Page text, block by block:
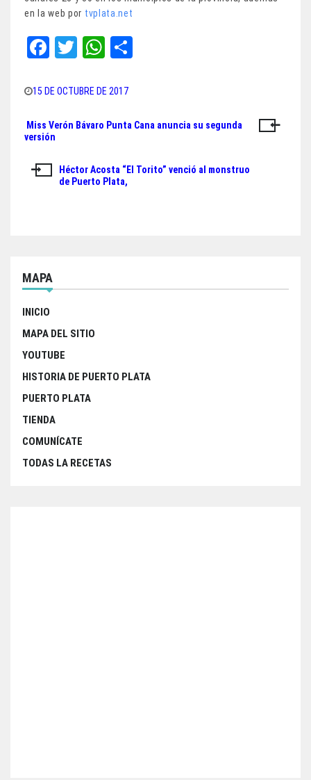
en la web por tvplata.net
Fa
bo
ok
T
tt
er
W
ts
A
pp
15 DE OCTUBRE DE 2017
Navegación
entradas
Miss Verón Bávaro Punta Cana anuncia su segunda
versión
Héctor Acosta “El Torito” venció al monstruo
de Puerto Plata,
MAPA
INICIO
MAPA DEL SITIO
YOUTUBE
HISTORIA DE PUERTO PLATA
PUERTO PLATA
TIENDA
COMUNÍCATE
TODAS LA RECETAS